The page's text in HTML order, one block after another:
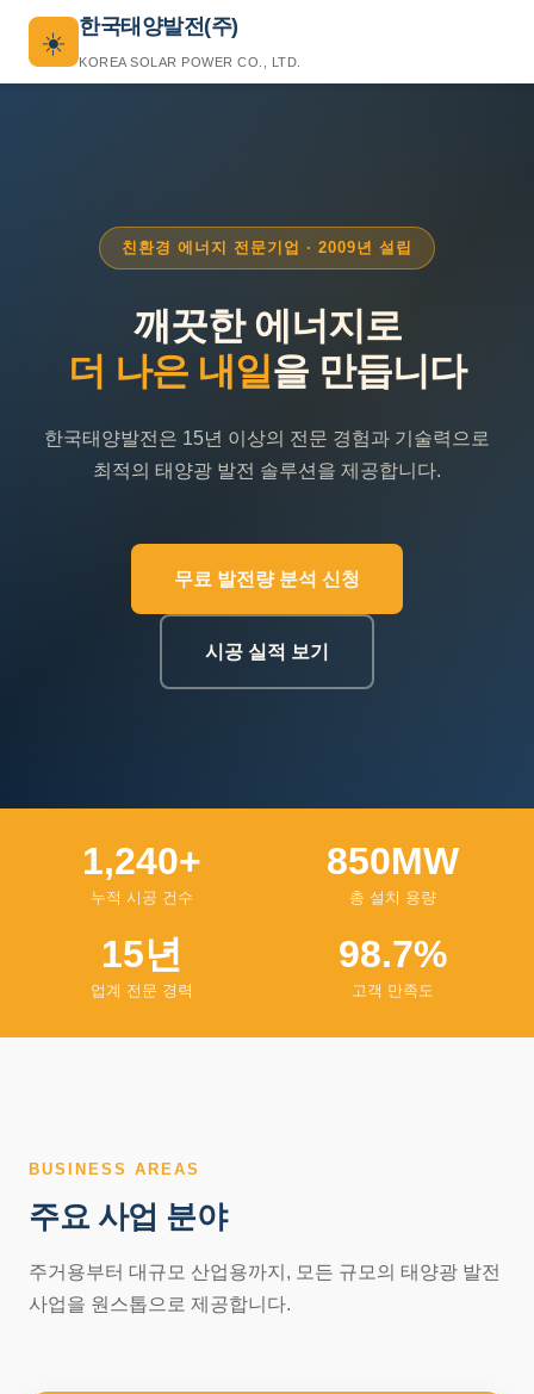
☀️
한국태양발전(주)
KOREA SOLAR POWER CO., LTD.
친환경 에너지 전문기업 · 2009년 설립
깨끗한 에너지로
더 나은 내일 을 만듭니다
한국태양발전은 15년 이상의 전문 경험과 기술력으로
최적의 태양광 발전 솔루션을 제공합니다.
무료 발전량 분석 신청
시공 실적 보기
1,240+
누적 시공 건수
850MW
총 설치 용량
15년
업계 전문 경력
98.7%
고객 만족도
BUSINESS AREAS
주요 사업 분야
주거용부터 대규모 산업용까지, 모든 규모의 태양광 발전
사업을 원스톱으로 제공합니다.